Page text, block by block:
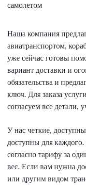
самолетом
Наша компания
авиатранспортом,
уже сейчас готовы
вариант доставки и
обязательства и
ключ. Для заказа
согласуем все детали,
У нас четкие,
доступны для каждого.
согласно тарифу за
вес. Если вам нужна
или другим видом